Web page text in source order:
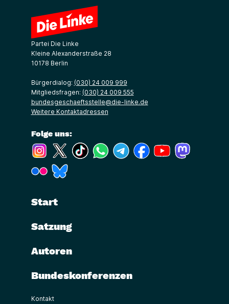
Partei Die Linke
Kleine Alexanderstraße 28
10178 Berlin
Bürgerdialog: (030) 24 009 999
Mitgliedsfragen: (030) 24 009 555
bundesgeschaeftsstelle@die-linke.de
Weitere Kontaktadressen
Folge uns:
(Link öffnet ein neues Fenster)
(Link öffnet ein neues Fenster)
(Link öffnet ein neues Fenster)
(Link öffnet ein neues Fenster)
(Link öffnet ein neues Fenster)
(Link öffnet ein neues
(Link öffnet ein
(Link öffnet ein neues Fenster)
Start
Satzung
Autoren
Bundeskonferenzen
Kontakt